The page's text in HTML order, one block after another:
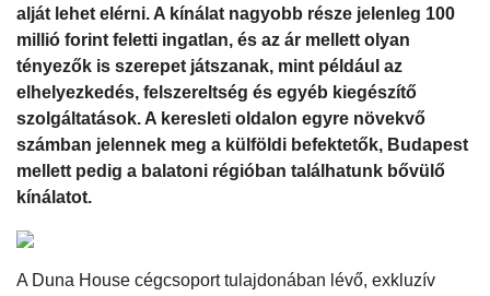
alját lehet elérni. A kínálat nagyobb része jelenleg 100
millió forint feletti ingatlan, és az ár mellett olyan
tényezők is szerepet játszanak, mint például az
elhelyezkedés, felszereltség és egyéb kiegészítő
szolgáltatások. A keresleti oldalon egyre növekvő
számban jelennek meg a külföldi befektetők, Budapest
mellett pedig a balatoni régióban találhatunk bővülő
kínálatot.
A Duna House cégcsoport tulajdonában lévő, exkluzív